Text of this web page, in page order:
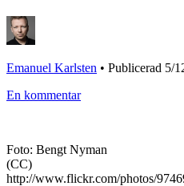
Emanuel Karlsten • Publicerad 5/
En kommentar
Foto: Bengt Nyman
(CC)
http://www.flickr.com/photos/